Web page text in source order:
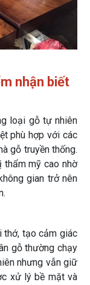
nhận biết
loại gỗ tự nhiên
phù hợp với các
gỗ truyền thống.
thẩm mỹ cao nhờ
gian trở nên
thớ, tạo cảm giác
gỗ thường chạy
nhưng vẫn giữ
xử lý bề mặt và